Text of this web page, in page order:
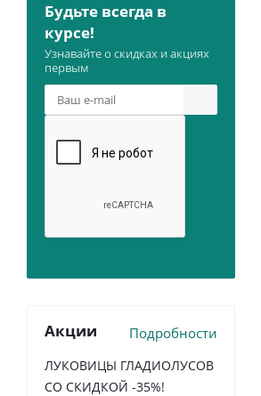
Будьте всегда в
курсе!
Узнавайте о скидках и акциях
первым
Акции Подробности
ЛУКОВИЦЫ ГЛАДИОЛУСОВ
СО СКИДКОЙ -35%!